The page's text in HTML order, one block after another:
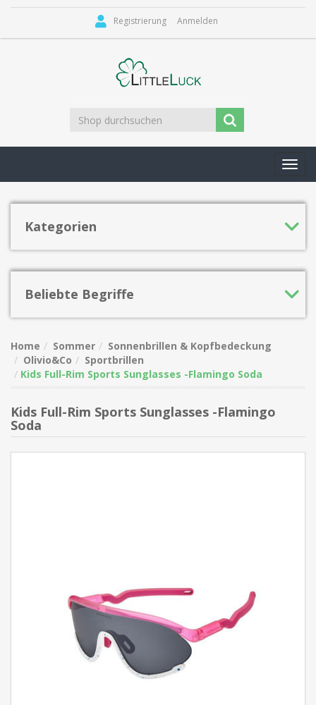
Registrierung Anmelden
Kategorien
Beliebte Begriffe
Home Sommer
Sonnenbrillen & Kopfbedeckung
Olivio&Co
Sportbrillen
Kids Full-Rim Sports Sunglasses -Flamingo Soda
Kids Full-Rim Sports Sunglasses -Flamingo
Soda